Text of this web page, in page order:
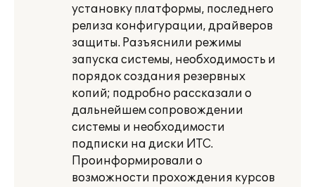
установку платформы, последнего
релиза конфигурации, драйверов
защиты. Разъяснили режимы
запуска системы, необходимость и
порядок создания резервных
копий; подробно рассказали о
дальнейшем сопровождении
системы и необходимости
подписки на диски ИТС.
Проинформировали о
возможности прохождения курсов